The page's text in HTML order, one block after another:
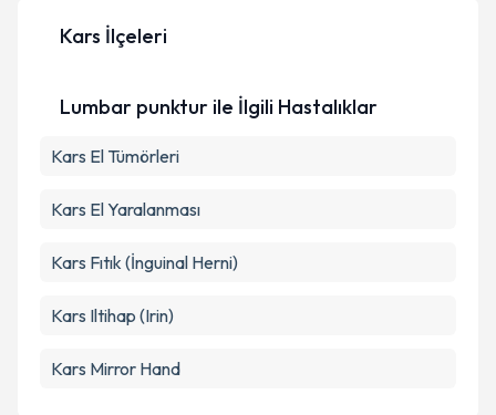
Metni'ni okudum ve kişisel verilerimin belirtilen
Kars İlçeleri
Lumbar punktur ile İlgili Hastalıklar
Kars El Tümörleri
Kars El Yaralanması
Kars Fıtık (İnguinal Herni)
Kars Iltihap (Irin)
Kars Mirror Hand